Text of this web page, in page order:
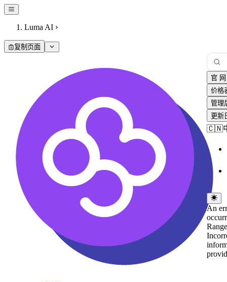
Luma AI
复制页面
官 网
价格
管理
更新
🇨🇳
An